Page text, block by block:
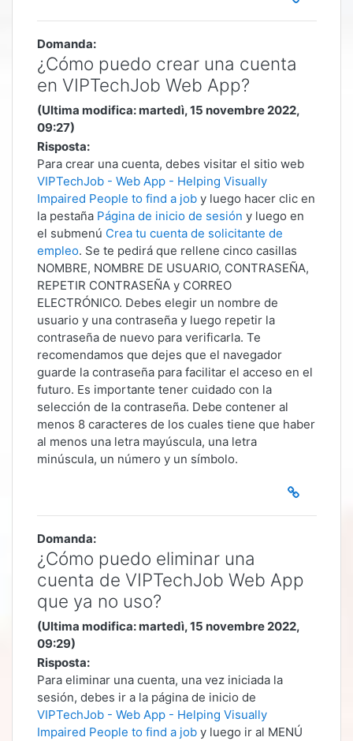
Domanda:
¿Cómo puedo crear una cuenta
en VIPTechJob Web App?
(Ultima modifica: martedì, 15 novembre 2022,
09:27)
Risposta:
Para crear una cuenta, debes visitar el sitio web
VIPTechJob - Web App - Helping Visually
Impaired People to find a joby luego hacer clic en
la pestaña Página de inicio de sesión y luego en
el submenú Crea tu cuenta de solicitante de
empleo. Se te pedirá que rellene cinco casillas
NOMBRE, NOMBRE DE USUARIO, CONTRASEÑA,
REPETIR CONTRASEÑA y CORREO
ELECTRÓNICO. Debes elegir un nombre de
usuario y una contraseña y luego repetir la
contraseña de nuevo para verificarla. Te
recomendamos que dejes que el navegador
guarde la contraseña para facilitar el acceso en el
futuro. Es importante tener cuidado con la
selección de la contraseña. Debe contener al
menos 8 caracteres de los cuales tiene que haber
al menos una letra mayúscula, una letra
minúscula, un número y un símbolo.
Domanda:
¿Cómo puedo eliminar una
cuenta de VIPTechJob Web App
que ya no uso?
(Ultima modifica: martedì, 15 novembre 2022,
09:29)
Risposta:
Para eliminar una cuenta, una vez iniciada la
sesión, debes ir a la página de inicio de
VIPTechJob - Web App - Helping Visually
Impaired People to find a joby luego ir al MENÚ